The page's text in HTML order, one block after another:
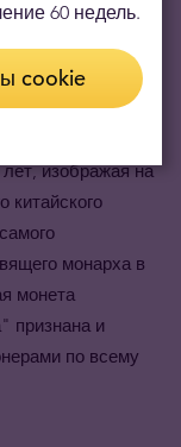
выбора,
сокровище".
Лунар - год
частью
изображая на
китайского
монарха в
монета
признана и
по всему
60 недель.
cookie